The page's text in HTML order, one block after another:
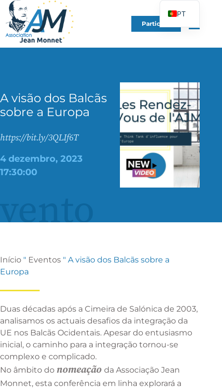
Participe
A visão dos Balcãs
sobre a Europa
https://bit.ly/3QLIf6T
4 dezembro, 2023
17:30:00
Início " Eventos " A visão dos Balcãs sobre a
Europa
Duas décadas após a Cimeira de Salónica de 2003,
analisamos os actuais desafios da integração da
UE nos Balcãs Ocidentais. Apesar do entusiasmo
inicial, o caminho para a integração tornou-se
complexo e complicado.
No âmbito do nomeação da Associação Jean
Monnet, esta conferência em linha explorará a
PT
FR
EN
PL
UK